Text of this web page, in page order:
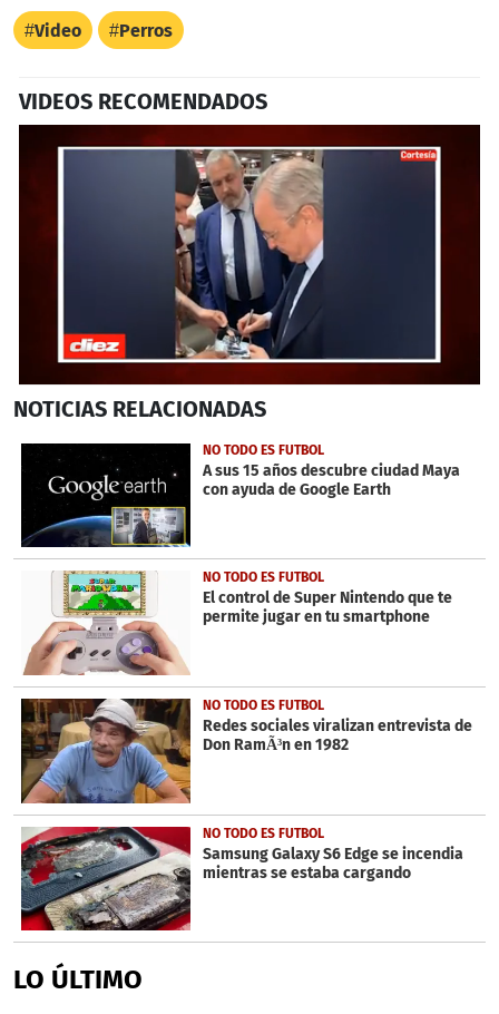
Video Perros
VIDEOS RECOMENDADOS
seconds
48
seconds
NOTICIAS RELACIONADAS
NO TODO ES FUTBOL
A sus 15 años descubre ciudad Maya
con ayuda de Google Earth
NO TODO ES FUTBOL
El control de Super Nintendo que te
permite jugar en tu smartphone
NO TODO ES FUTBOL
Redes sociales viralizan entrevista de
Don RamÃ³n en 1982
NO TODO ES FUTBOL
Samsung Galaxy S6 Edge se incendia
mientras se estaba cargando
LO ÚLTIMO